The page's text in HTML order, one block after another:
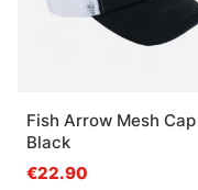
Fish Arrow Mesh Cap
Black
€22.90